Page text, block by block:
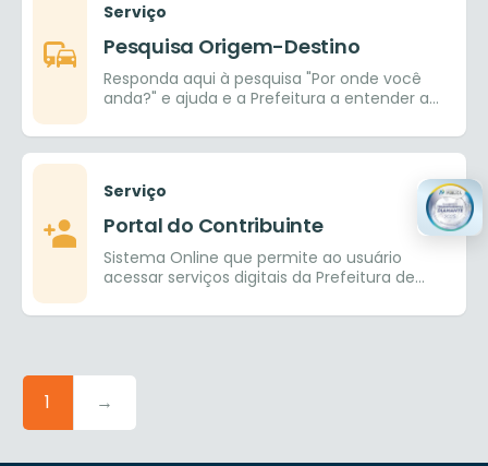
Serviço
Pesquisa Origem-Destino
Responda aqui à pesquisa "Por onde você
anda?" e ajuda e a Prefeitura a entender a
Serviço
Portal do Contribuinte
Sistema Online que permite ao usuário
acessar serviços digitais da Prefeitura de
1 →